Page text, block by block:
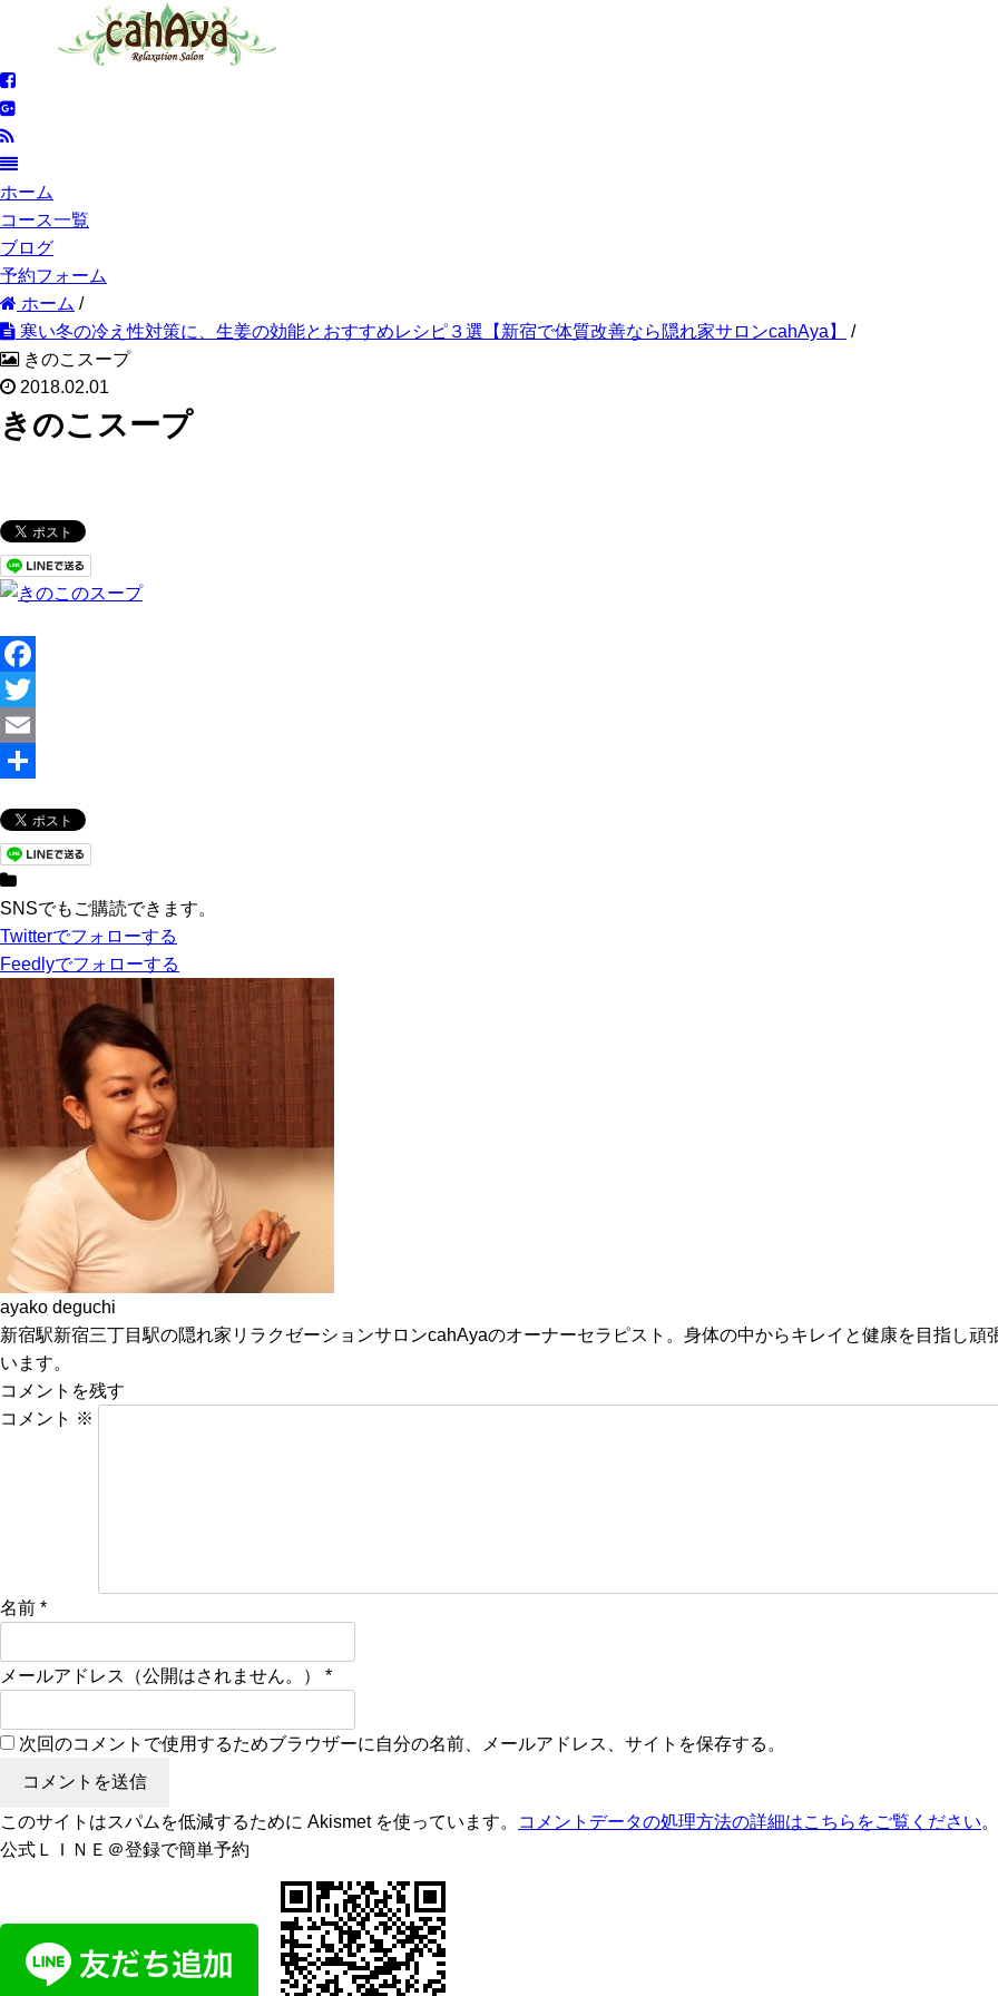
ホーム
コース一覧
ブログ
予約フォーム
ホーム /
寒い冬の冷え性対策に、生姜の効能とおすすめレシピ３選【新宿で体質改善なら隠れ家サロンcahAya】
/
きのこスープ
2018.02.01
きのこスープ
F
a
c
b
o
o
k
T
w
t
t
e
r
E
a
i
l
有
SNSでもご購読できます。
Twitterでフォローする
Feedlyでフォローする
ayako deguchi
新宿駅新宿三丁目駅の隠れ家リラクゼーションサロンcahAyaのオーナーセラピスト。身体の中からキレイと健康を目指し
います。
コメントを残す
コメント ※
名前 *
メールアドレス（公開はされません。） *
次回のコメントで使用するためブラウザーに自分の名前、メールアドレス、サイトを保存する。
このサイトはスパムを低減するために Akismet を使っています。 コメントデータの処理方法の詳細はこちらをご覧ください。
公式ＬＩＮＥ＠登録で簡単予約